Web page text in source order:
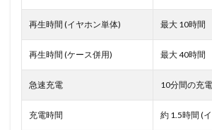
再生時間 (イヤホン単体) 最大 10時間
再生時間 (ケース併用) 最大 40時間
急速充電 10分間の充
充電時間 約 1.5時間 (